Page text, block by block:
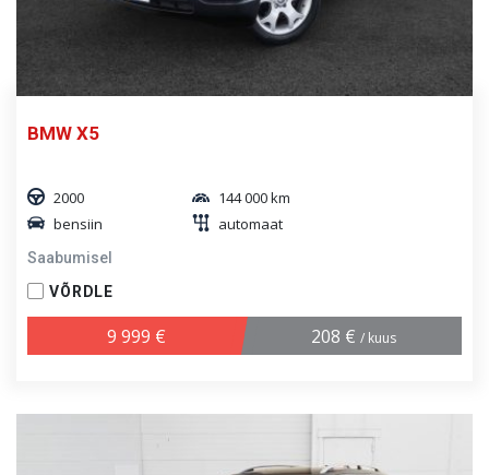
BMW X5
2000
144 000 km
bensiin
automaat
Saabumisel
VÕRDLE
9 999 € 208 € / kuus